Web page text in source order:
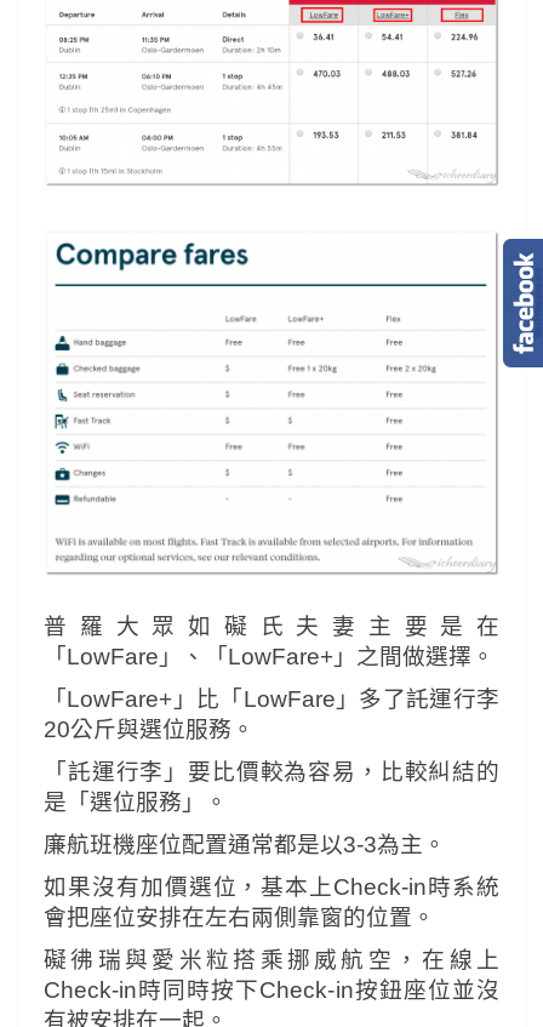
普羅大眾如礙氏夫妻主要是在
「LowFare」、「LowFare+」之間做選擇。
「LowFare+」比「LowFare」多了託運行李
20公斤與選位服務。
「託運行李」要比價較為容易，比較糾結的
是「選位服務」。
廉航班機座位配置通常都是以3-3為主。
如果沒有加價選位，基本上Check-in時系統
會把座位安排在左右兩側靠窗的位置。
礙彿瑞與愛米粒搭乘挪威航空，在線上
Check-in時同時按下Check-in按鈕座位並沒
有被安排在一起。